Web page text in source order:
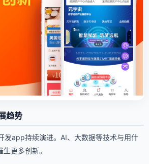
趋势
发app持续演进。AI、大数据等技术与用什
更多创新。